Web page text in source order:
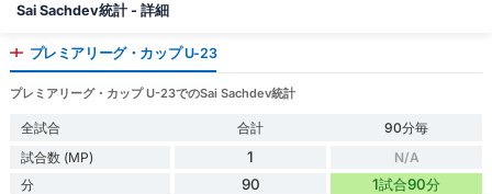
Sai Sachdev統計 - 詳細
プレミアリーグ・カップ U-23
プレミアリーグ・カップ U-23でのSai Sachdev統計
全試合 合計
90分毎
試合数 (MP)
1
N/A
分
90 1試合90分